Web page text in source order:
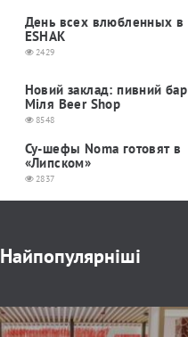
День всех влюбленных в
ESHAK
2429
Новий заклад: пивний бар
Міля Beer Shop
8548
Су-шефы Noma готовят в
«Липском»
2837
Найпопулярніші